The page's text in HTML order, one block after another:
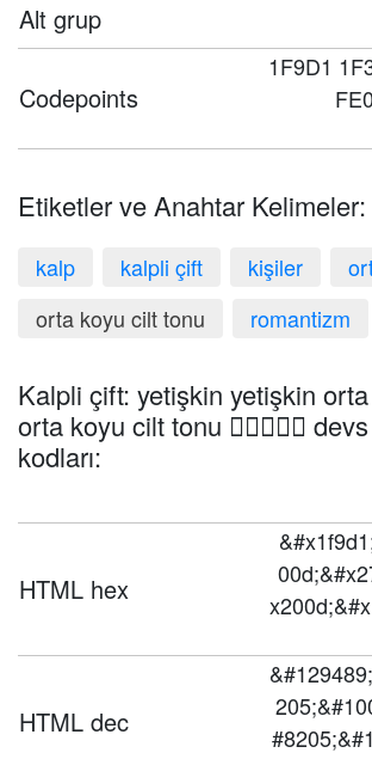
Alt grup
Codepoints
1F9D1
Etiketler ve Anahtar Kelimeler:
kalp kalpli çift kişiler
orta koyu cilt tonu
romantizm
Kalpli çift: yetişkin yetişkin
orta koyu cilt tonu 🧑🏽‍❤️‍🧑🏾
kodları:
HTML hex
HTML dec